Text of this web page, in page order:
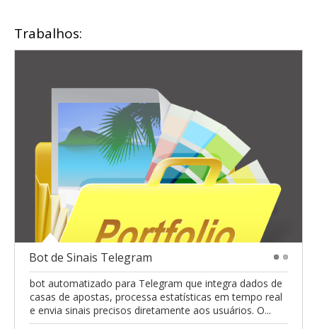
Trabalhos:
Bot de Sinais Telegram
bot automatizado para Telegram que integra dados de
casas de apostas, processa estatísticas em tempo real
e envia sinais precisos diretamente aos usuários. O...